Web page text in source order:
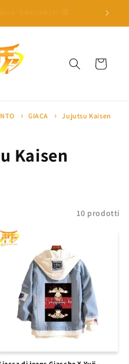
🏅
Carrello
GIACA Jujutsu Kaisen
Kaisen
10 prodotti